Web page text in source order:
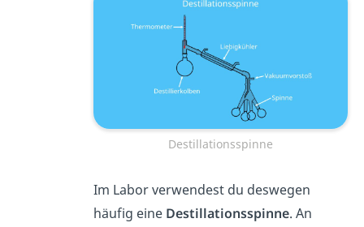
Destillationsspinne
Im Labor verwendest du deswegen
häufig eine Destillationsspinne. An